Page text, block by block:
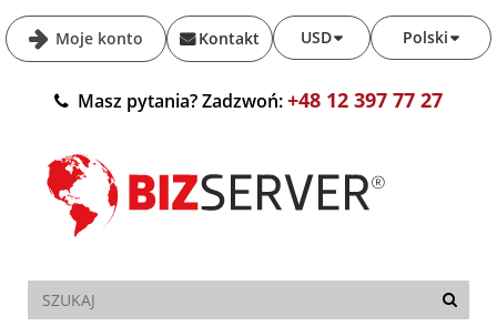
Moje konto Polski
USD
Kontakt
Masz pytania? Zadzwoń:+48 12 397 77 27